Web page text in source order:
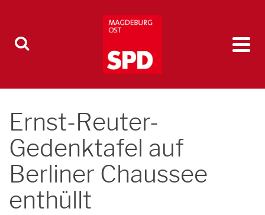
Ernst-Reuter-
Gedenktafel auf
Berliner Chaussee
enthüllt